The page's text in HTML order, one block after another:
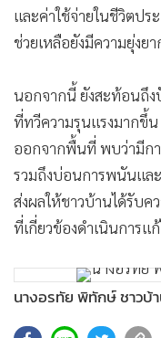
และค่าใช้จ่ายในชีวิตป
ช่วยเหลือยังมีความยุ่งย
นอกจากนี้ ยังสะท้อนถึ
ที่ทวีความรุนแรงมากขึ้
ออกจากพื้นที่ พบว่ามีก
รวมถึงบ่อนการพนันแล
ส่งผลให้ชาวบ้านได้รับค
ที่เกี่ยวข้องดำเนินการแ
นางอรทัย พิทักษ์ ชาวบ้